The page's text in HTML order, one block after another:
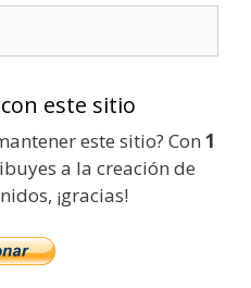
este sitio
este sitio? Con 1
a la creación de
¡gracias!